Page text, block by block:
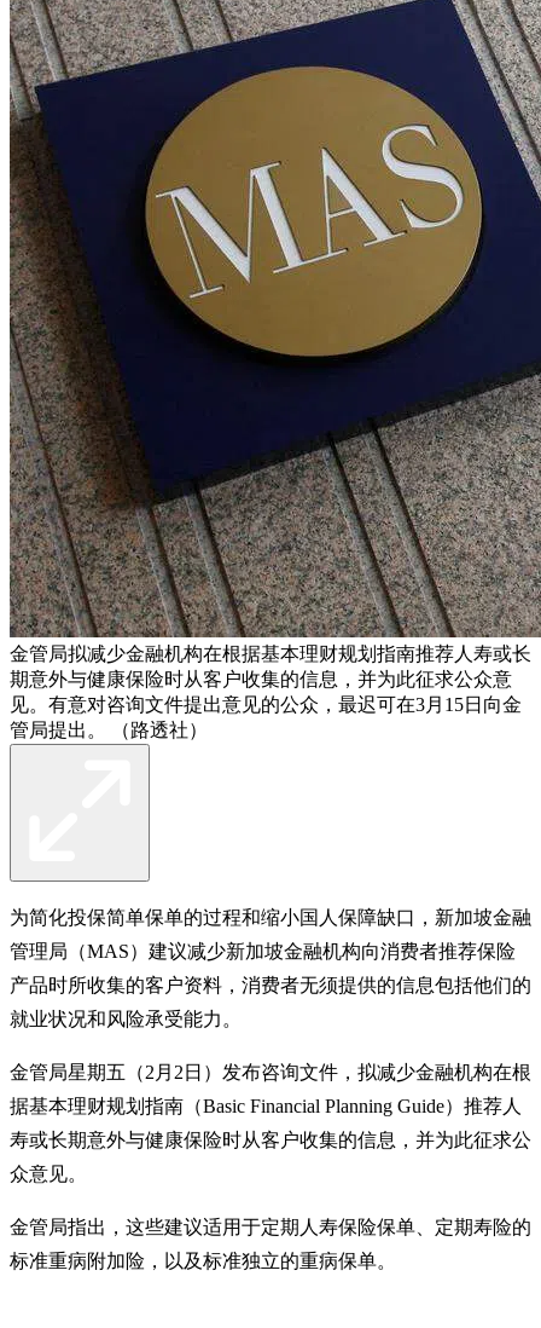
金管局拟减少金融机构在根据基本理财规划指南推荐人寿或长
期意外与健康保险时从客户收集的信息，并为此征求公众意
见。有意对咨询文件提出意见的公众，最迟可在3月15日向金
管局提出。 （路透社）
为简化投保简单保单的过程和缩小国人保障缺口，新加坡金融
管理局（MAS）建议减少新加坡金融机构向消费者推荐保险
产品时所收集的客户资料，消费者无须提供的信息包括他们的
就业状况和风险承受能力。
金管局星期五（2月2日）发布咨询文件，拟减少金融机构在根
据基本理财规划指南（Basic Financial Planning Guide）推荐人
寿或长期意外与健康保险时从客户收集的信息，并为此征求公
众意见。
金管局指出，这些建议适用于定期人寿保险保单、定期寿险的
标准重病附加险，以及标准独立的重病保单。